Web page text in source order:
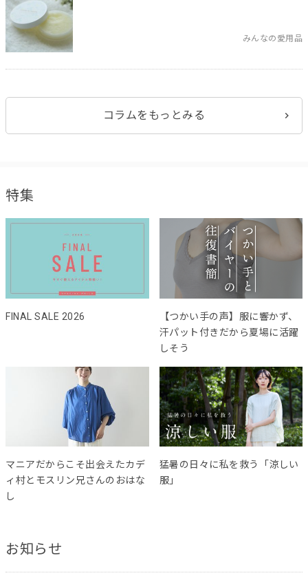
みんなの愛用品
コラムをもっとみる
特集
FINAL SALE 2026
【つかい手の声】服に響かず、
汗パット付きだから夏場に活躍
しそう
マニアだからこそ出会えたカデ
ィ村とモスリン兄さんのおはな
し
猛暑の日々に私を救う「涼しい
服」
お知らせ